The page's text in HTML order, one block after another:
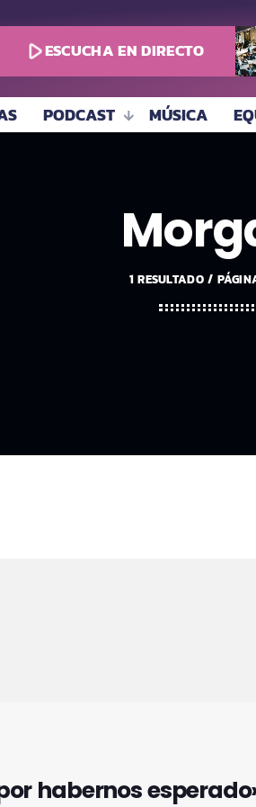
play_arrowESCUCHA EN DIRECTO
PODCAST MÚSICA
1 RESULTADO /
habernos